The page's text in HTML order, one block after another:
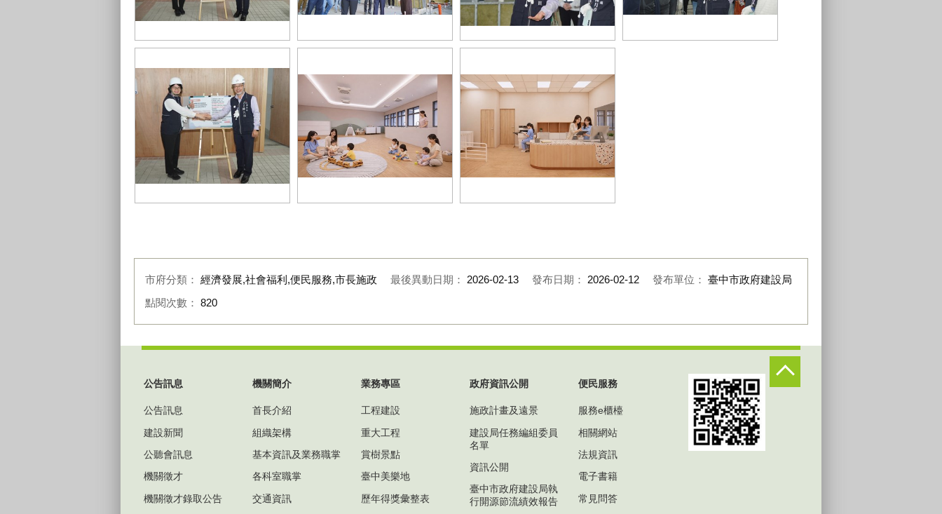
02-建設局長陳大田與人事處長陳月
03-市府投入820萬元推動「第二座
置兩座職場員工子女托
意工程細節，落實品質管控
市府分類： 經濟發展,社會福利,便民服務,市長施政 最後異動日期： 2026-02-13 發布日期： 2026-02-12 發布單位： 臺中市政府建設局
點閱次數： 820
公告訊息
公告訊息
建設新聞
公聽會訊息
機關徵才
機關徵才錄取公告
機關簡介
首長介紹
組織架構
基本資訊及業務職掌
各科室職掌
交通資訊
業務專區
工程建設
重大工程
賞樹景點
臺中美樂地
歷年得獎彙整表
政府資訊公開
施政計畫及遠景
建設局任務編組委員
名單
資訊公開
臺中市政府建設局執
行開源節流績效報告
便民服務
服務e櫃檯
相關網站
法規資訊
電子書籍
常見問答